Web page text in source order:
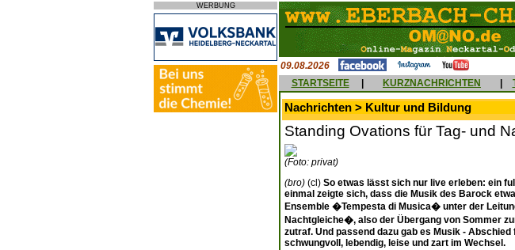
WERBUNG
09.08.2026
STARTSEITE
KURZNACHRICHTEN
Nachrichten > Kultur und Bildung
Standing Ovations für Tag- und
(Foto: privat)
(bro) (cl) So etwas lässt sich nur live erleben: ein
einmal zeigte sich, dass die Musik des Barock
Ensemble �Tempesta di Musica� unter der
Nachtgleiche�, also der Übergang von Sommer
zutraf. Und passend dazu gab es Musik -
schwungvoll, lebendig, leise und zart im Wechsel.